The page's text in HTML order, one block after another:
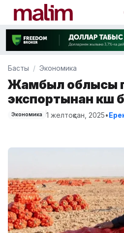
Басты Экономика
Жамбыл облысы
экспортынан көш
Экономика 1 желтоқсан, 2025•